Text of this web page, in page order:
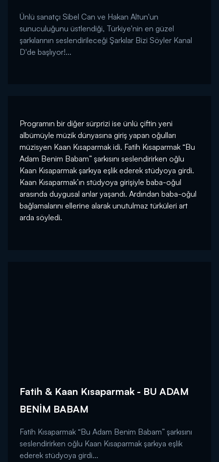
Ünlü sanatçı Sibel Can ve Hakan Altun'un
sunuculuğunu üstlendiği, Türkiye'nin en güzel
şarkılarının seslendirileceği Şarkılar Bizi Söyler Kanal
D'de başlıyor!...
Programın bir diğer sürprizi ise ünlü çiftin yeni
albümüyle müzik dünyasına giriş yapan oğulları
müzisyen Kaan Kısaparmak idi. Fatih Kısaparmak “Bu
Adam Benim Babam” şarkısını seslendirirken oğlu
Kaan Kısaparmak şarkıya eşlik ederek stüdyoya girdi.
Kaan Kısaparmak’ın stüdyoya girişiyle baba-oğul
arasında duygusal anlar yaşandı. Ardından baba-oğul
bağlamalarını ellerine alarak unutulmaz türküleri art
arda söyledi.
Fatih & Kaan Kısaparmak - BU ADAM
BENİM BABAM
Fatih Kısaparmak “Bu Adam Benim Babam” şarkısını
seslendirirken oğlu Kaan Kısaparmak şarkıya eşlik
ederek stüdyoya girdi...